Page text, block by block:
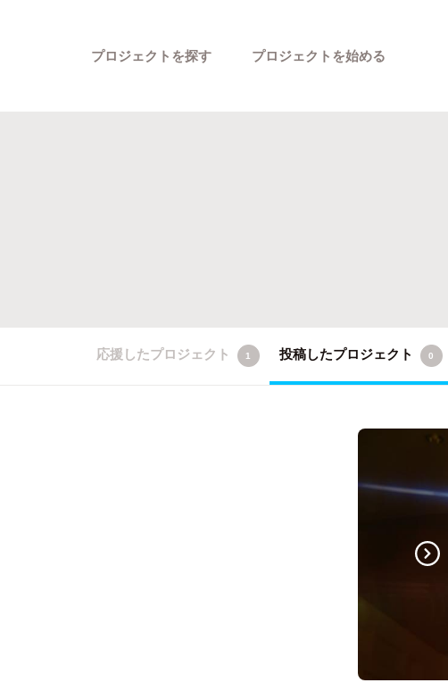
プロジェクトを探す プロジェクトを始める
応援したプロジェクト 1 投稿したプロジェクト 0